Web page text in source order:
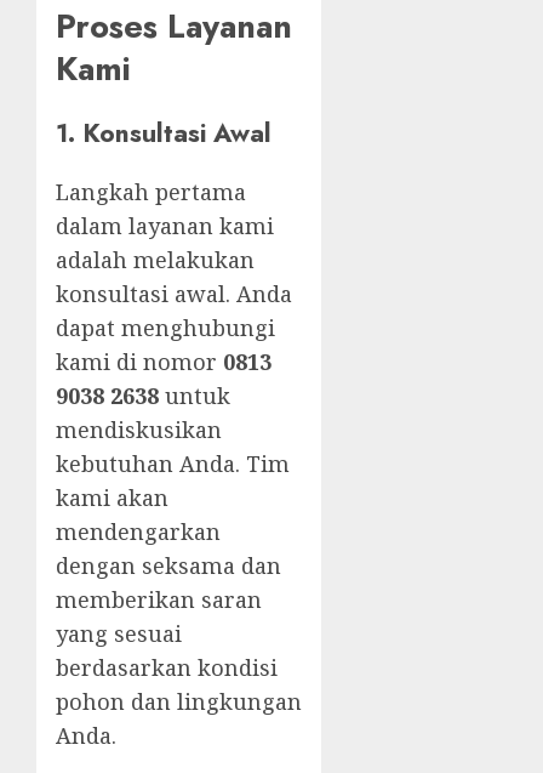
Proses Layanan
Kami
1. Konsultasi Awal
Langkah pertama
dalam layanan kami
adalah melakukan
konsultasi awal. Anda
dapat menghubungi
kami di nomor 0813
9038 2638 untuk
mendiskusikan
kebutuhan Anda. Tim
kami akan
mendengarkan
dengan seksama dan
memberikan saran
yang sesuai
berdasarkan kondisi
pohon dan lingkungan
Anda.